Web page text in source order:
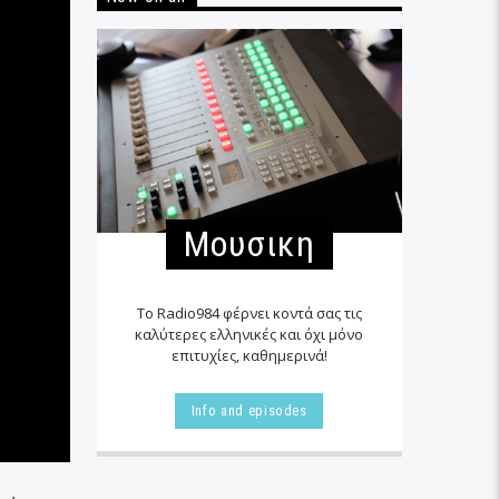
Μουσικη
Το Radio984 φέρνει κοντά σας τις
καλύτερες ελληνικές και όχι μόνο
επιτυχίες, καθημερινά!
Info and episodes